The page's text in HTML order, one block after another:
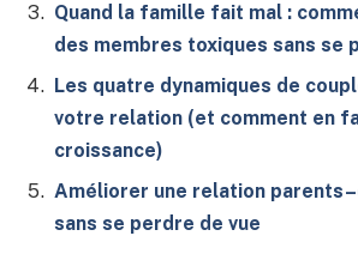
Quand la famille fait mal :
des membres toxiques sans se
Les quatre dynamiques de
votre relation (et comment en
croissance)
Améliorer une relation
sans se perdre de vue